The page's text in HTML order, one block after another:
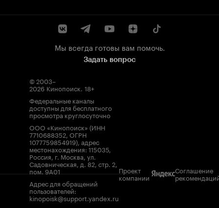
Мы всегда готовы вам помочь.
Задать вопрос
© 2003–
2026 Кинопоиск. 18+
Федеральные каналы
доступны для бесплатного
просмотра круглосуточно
ООО «Кинопоиск» (ИНН
7710688352, ОГРН
1077759854919), адрес
местонахождения: 115035,
Россия, г. Москва, ул.
Садовническая, д. 82, стр. 2,
пом. 9А01
Адрес для обращений
пользователей:
kinopoisk@support.yandex.ru
Проект
компании
Соглашение